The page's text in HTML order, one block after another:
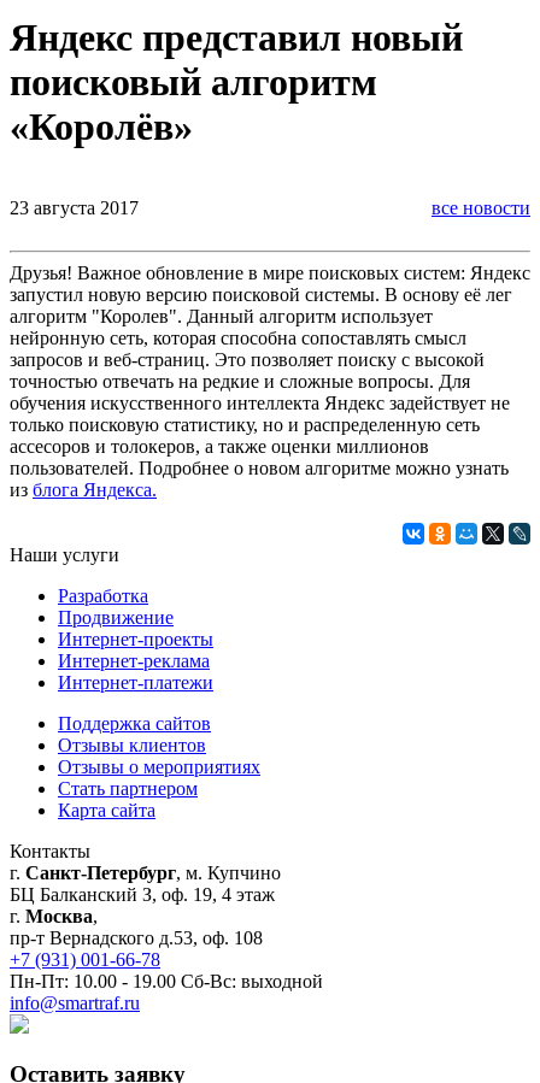
Яндекс представил новый
поисковый алгоритм
«Королёв»
23 августа 2017 все новости
Друзья! Важное обновление в мире поисковых систем: Яндекс
запустил новую версию поисковой системы. В основу её лег
алгоритм "Королев". Данный алгоритм использует
нейронную сеть, которая способна сопоставлять смысл
запросов и веб-страниц. Это позволяет поиску с высокой
точностью отвечать на редкие и сложные вопросы. Для
обучения искусственного интеллекта Яндекс задействует не
только поисковую статистику, но и распределенную сеть
ассесоров и толокеров, а также оценки миллионов
пользователей. Подробнее о новом алгоритме можно узнать
из блога Яндекса.
Наши услуги
Разработка
Продвижение
Интернет-проекты
Интернет-реклама
Интернет-платежи
Поддержка сайтов
Отзывы клиентов
Отзывы о мероприятиях
Стать партнером
Карта сайта
Контакты
г. Санкт-Петербург, м. Купчино
БЦ Балканский З, оф. 19, 4 этаж
г. Москва,
пр-т Вернадского д.53, оф. 108
+7 (931) 001-66-78
Пн-Пт: 10.00 - 19.00 Сб-Вс: выходной
info@smartraf.ru
Оставить заявку